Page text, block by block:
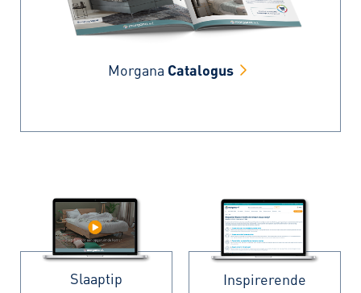
Morgana Catalogus
Slaaptip
Inspirerende